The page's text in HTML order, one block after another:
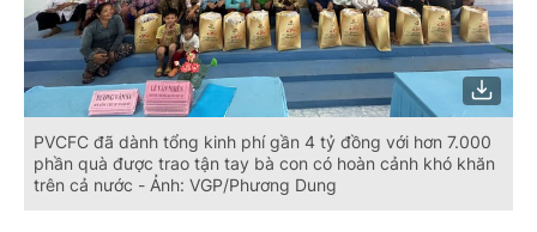
PVCFC đã dành tổng kinh phí gần 4 tỷ đồng với hơn 7.000
phần quà được trao tận tay bà con có hoàn cảnh khó khăn
trên cả nước - Ảnh: VGP/Phương Dung